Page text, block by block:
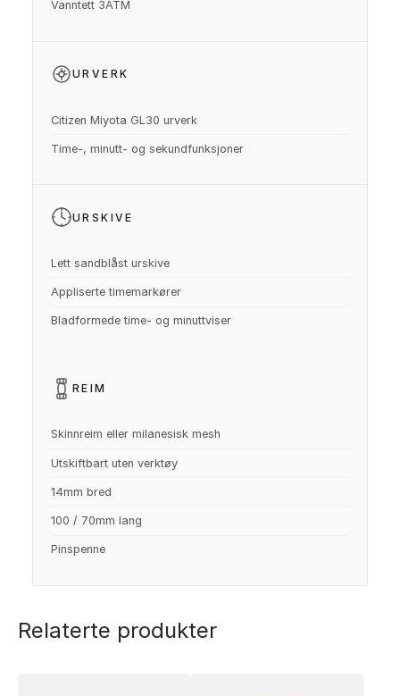
Vanntett 3ATM
URVERK
Citizen Miyota GL30 urverk
Time-, minutt- og sekundfunksjoner
URSKIVE
Lett sandblåst urskive
Appliserte timemarkører
Bladformede time- og minuttviser
REIM
Skinnreim eller milanesisk mesh
Utskiftbart uten verktøy
14mm bred
100 / 70mm lang
Pinspenne
Relaterte produkter